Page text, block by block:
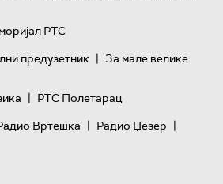
РТС
предузетник | За мале велике
| РТС Полетарац
Вртешка | Радио Џезер |